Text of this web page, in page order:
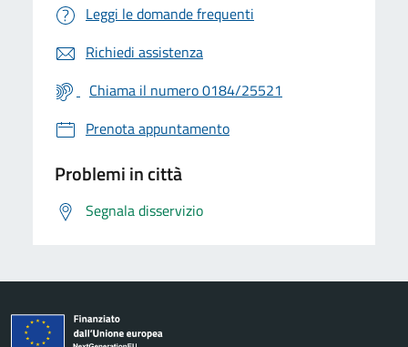
Leggi le domande frequenti
Richiedi assistenza
Chiama il numero 0184/25521
Prenota appuntamento
Problemi in città
Segnala disservizio